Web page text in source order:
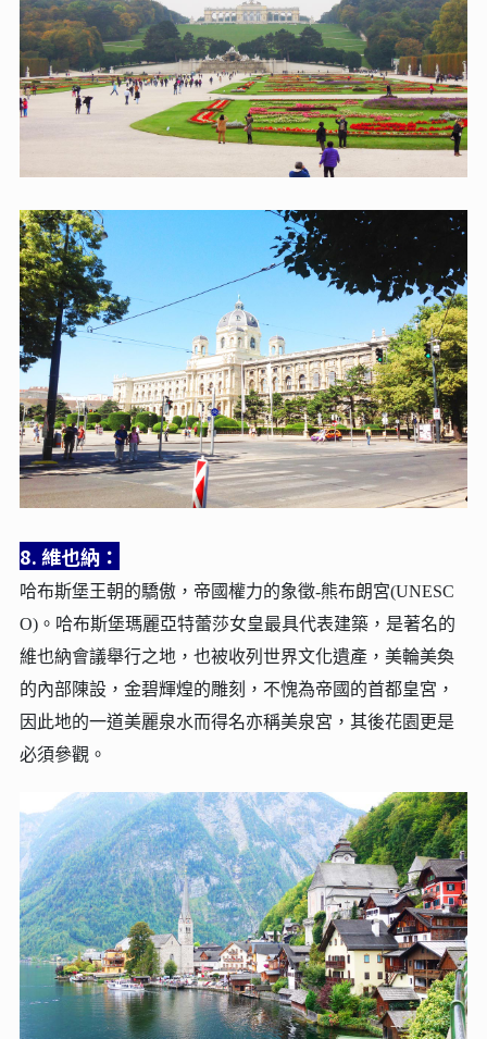
8. 維也納：
哈布斯堡王朝的驕傲，帝國權力的象徵-熊布朗宮(UNESC
O)。 哈布斯堡瑪麗亞特蕾莎女皇最具代表建築，是著名的
維也納會議舉行之地，也被收列世界文化遺產，美輪美奐
的內部陳設，金碧輝煌的雕刻，不愧為帝國的首都皇宮，
因此地的一道美麗泉水而得名亦稱美泉宮，其後花園更是
必須參觀。